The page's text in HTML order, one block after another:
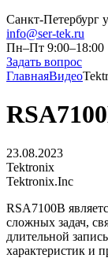
Санкт-Петербург
info@ser-tek.ru
Пн–Пт 9:00–18:00
Задать вопрос
ГлавнаяВидео
23.08.2023
Tektronix
Tektronix.Inc
RSA7100B
сложных задач,
длительной
характеристик и